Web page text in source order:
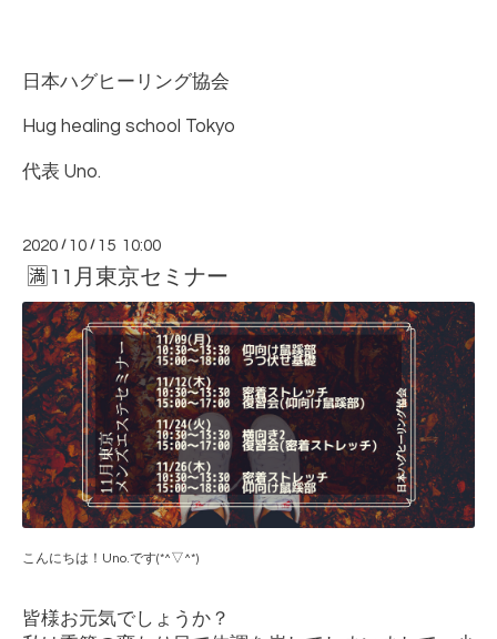
日本ハグヒーリング協会
Hug healing school Tokyo
代表 Uno.
2020 / 10 / 15 10:00
🈵11月東京セミナー
こんにちは！ Uno.です(*^▽^*)
皆様お元気でしょうか？